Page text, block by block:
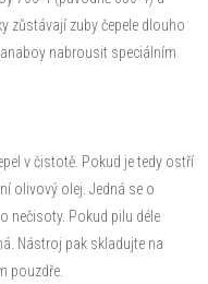
zůstávají zuby čepele dlouho
nabrousit speciálním
v čistotě. Pokud je tedy ostří
olivový olej. Jedná se o
nečisoty. Pokud pilu déle
Nástroj pak skladujte na
pouzdře.